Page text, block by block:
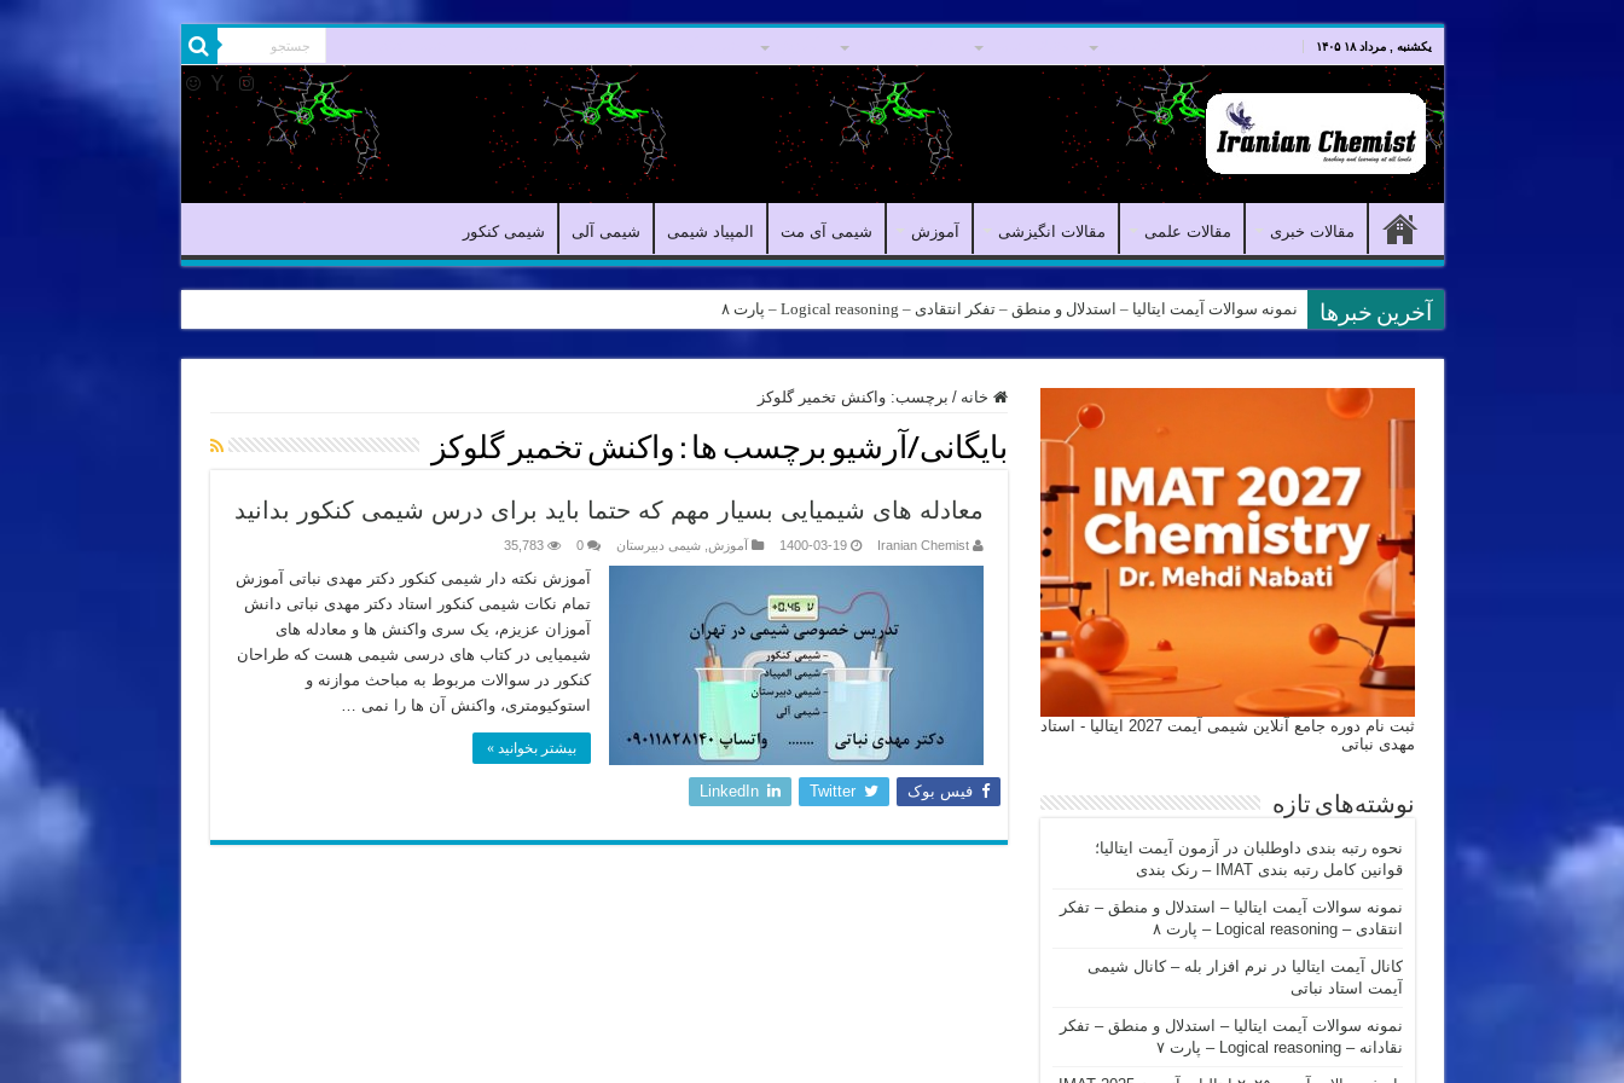
یکشنبه , مرداد ۱۸ ۱۴۰۵
مقالات خبری مقالات علمی مقالات انگیزشی آموزش شیمی آی مت المپیاد شیمی شیمی آلی شیمی کنکور
آخرین خبرها نمونه سوالات آیمت ایتالیا – استدلال و منطق – تفکر انتقادی – Logical reasoning – پارت ۸
خانه / برچسب:واکنش تخمیر گلوکز
بایگانی/آرشیو برچسب ها : واکنش تخمیر گلوکز
معادله های شیمیایی بسیار مهم که حتما باید برای درس شیمی کنکور بدانید
Iranian Chemist
1400-03-19 آموزش ,شیمی دبیرستان 0
35,783
آموزش نکته دار شیمی کنکور دکتر مهدی نباتی آموزش
تمام نکات شیمی کنکور استاد دکتر مهدی نباتی دانش
آموزان عزیزم، یک سری واکنش ها و معادله های
شیمیایی در کتاب های درسی شیمی هست که طراحان
کنکور در سوالات مربوط به مباحث موازنه و
استوکیومتری، واکنش آن ها را نمی …
بیشتر بخوانید »
فیس بوک Twitter
LinkedIn
ثبت نام دوره جامع آنلاین شیمی آیمت 2027 ایتالیا - استاد
مهدی نباتی
نوشته‌های تازه
نحوه رتبه بندی داوطلبان در آزمون آیمت ایتالیا؛
قوانین کامل رتبه بندی IMAT – رنک بندی
نمونه سوالات آیمت ایتالیا – استدلال و منطق – تفکر
انتقادی – Logical reasoning – پارت ۸
کانال آیمت ایتالیا در نرم افزار بله – کانال شیمی
آیمت استاد نباتی
نمونه سوالات آیمت ایتالیا – استدلال و منطق – تفکر
نقادانه – Logical reasoning – پارت ۷